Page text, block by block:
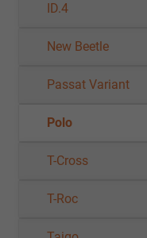
ID.4
New Beetle
Passat Variant
Polo
T-Cross
T-Roc